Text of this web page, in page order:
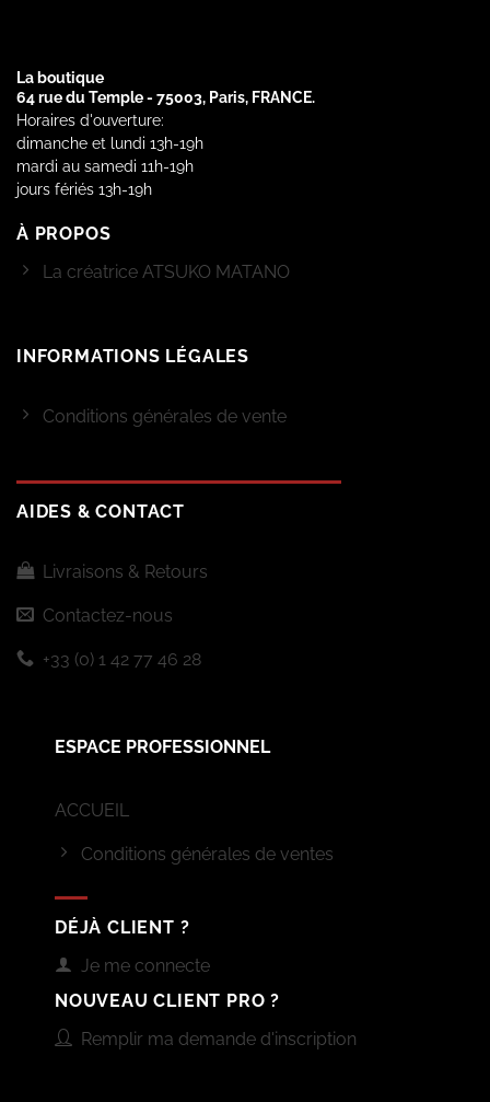
La boutique
64 rue du Temple - 75003, Paris, FRANCE.
Horaires d'ouverture:
dimanche et lundi 13h-19h
mardi au samedi 11h-19h
jours fériés 13h-19h
À PROPOS
La créatrice ATSUKO MATANO
INFORMATIONS LÉGALES
Conditions générales de vente
AIDES & CONTACT
Livraisons & Retours
Contactez-nous
+33 (0) 1 42 77 46 28
ESPACE PROFESSIONNEL
ACCUEIL
Conditions générales de ventes
DÉJÀ CLIENT ?
Je me connecte
NOUVEAU CLIENT PRO ?
Remplir ma demande d'inscription